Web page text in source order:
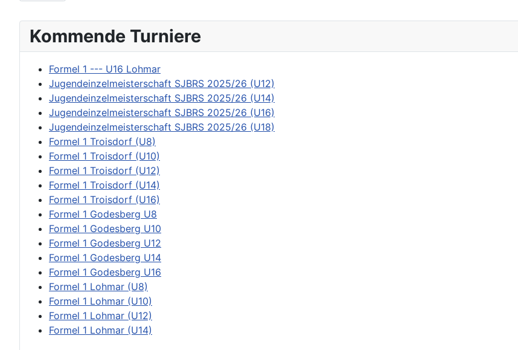
Kommende Turniere
Formel 1 --- U16 Lohmar
Jugendeinzelmeisterschaft SJBRS 2025/26 (U12)
Jugendeinzelmeisterschaft SJBRS 2025/26 (U14)
Jugendeinzelmeisterschaft SJBRS 2025/26 (U16)
Jugendeinzelmeisterschaft SJBRS 2025/26 (U18)
Formel 1 Troisdorf (U8)
Formel 1 Troisdorf (U10)
Formel 1 Troisdorf (U12)
Formel 1 Troisdorf (U14)
Formel 1 Troisdorf (U16)
Formel 1 Godesberg U8
Formel 1 Godesberg U10
Formel 1 Godesberg U12
Formel 1 Godesberg U14
Formel 1 Godesberg U16
Formel 1 Lohmar (U8)
Formel 1 Lohmar (U10)
Formel 1 Lohmar (U12)
Formel 1 Lohmar (U14)